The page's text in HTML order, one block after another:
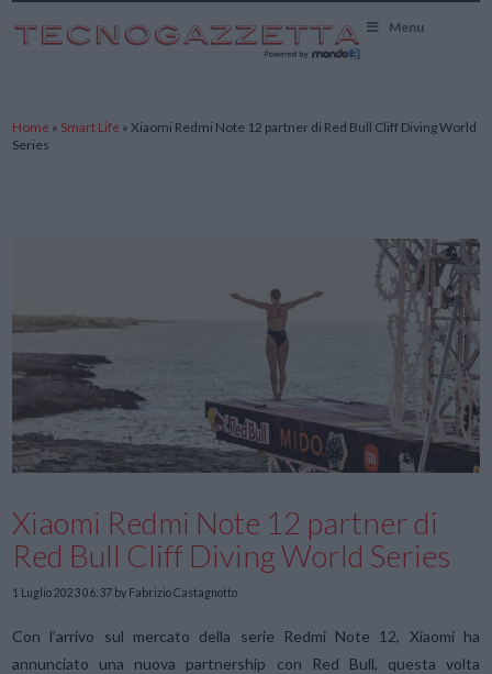
Menu
Home » Smart Life »Xiaomi Redmi Note 12 partner di Red Bull Cliff Diving World
Series
Xiaomi Redmi Note 12 partner di
Red Bull Cliff Diving World Series
1 Luglio 2023 06:37 by Fabrizio Castagnotto
Con l’arrivo sul mercato della serie Redmi Note 12, Xiaomi ha
annunciato una nuova partnership con Red Bull, questa volta